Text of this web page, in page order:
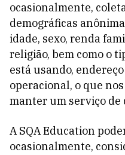
ocasionalmente,
demográficas
idade, sexo, renda
religião, bem como o
está usando,
operacional, o que
manter um serviço de
A SQA Education
ocasionalmente,